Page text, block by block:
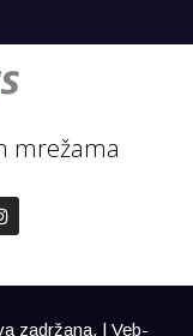
mrežama
zadržana. | Veb-